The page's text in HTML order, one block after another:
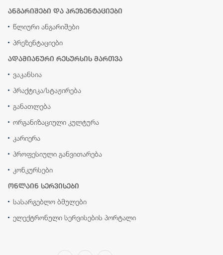
ანგარიშები და პრეზენტაციები
წლიური ანგარიშები
პრეზენტაციები
ადამიანური რესურსის მართვა
ვაკანსია
პრაქტიკა/სტაჟირება
განათლება
ორგანიზაციული კულტურა
კარიერა
პროფესიული განვითარება
კონკურსები
ონლაინ სერვისები
სასარგებლო ბმულები
ელექტრონული სერვისების პორტალი